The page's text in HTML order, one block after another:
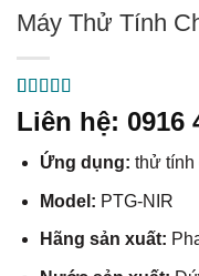
Máy Thử Tính
5.00trên 5
dựa trên
1
đánh giá
Liên hệ: 0916
Ứng dụng: thử tính
Model: PTG-NIR
Hãng sản xuất: